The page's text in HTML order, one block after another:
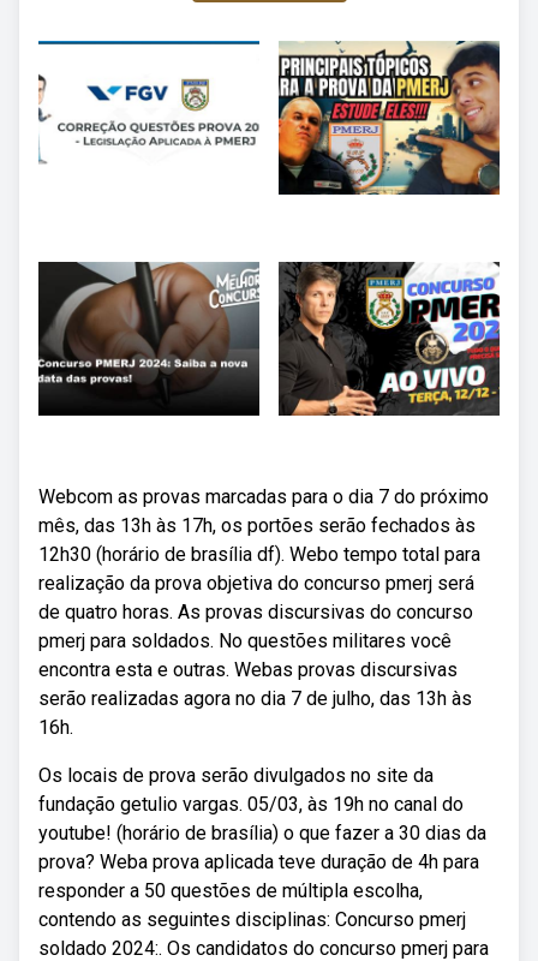
Webcom as provas marcadas para o dia 7 do próximo
mês, das 13h às 17h, os portões serão fechados às
12h30 (horário de brasília df). Webo tempo total para
realização da prova objetiva do concurso pmerj será
de quatro horas. As provas discursivas do concurso
pmerj para soldados. No questões militares você
encontra esta e outras. Webas provas discursivas
serão realizadas agora no dia 7 de julho, das 13h às
16h.
Os locais de prova serão divulgados no site da
fundação getulio vargas. 05/03, às 19h no canal do
youtube! (horário de brasília) o que fazer a 30 dias da
prova? Weba prova aplicada teve duração de 4h para
responder a 50 questões de múltipla escolha,
contendo as seguintes disciplinas: Concurso pmerj
soldado 2024:. Os candidatos do concurso pmerj para